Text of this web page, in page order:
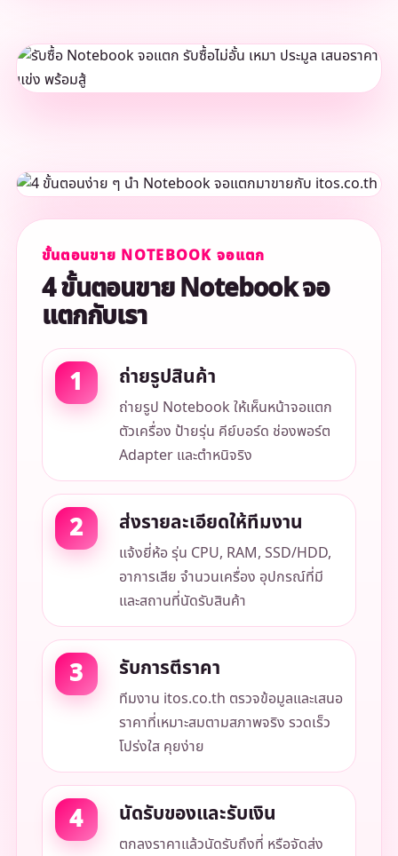
ขั้นตอนขาย NOTEBOOK จอแตก
4 ขั้นตอนขาย Notebook จอ
แตกกับเรา
ถ่ายรูปสินค้า
ถ่ายรูป Notebook ให้เห็นหน้าจอแตก
ตัวเครื่อง ป้ายรุ่น คีย์บอร์ด ช่องพอร์ต
Adapter และตำหนิจริง
ส่งรายละเอียดให้ทีมงาน
แจ้งยี่ห้อ รุ่น CPU, RAM, SSD/HDD,
อาการเสีย จำนวนเครื่อง อุปกรณ์ที่มี
และสถานที่นัดรับสินค้า
รับการตีราคา
ทีมงาน itos.co.th ตรวจข้อมูลและเสนอ
ราคาที่เหมาะสมตามสภาพจริง รวดเร็ว
โปร่งใส คุยง่าย
นัดรับของและรับเงิน
ตกลงราคาแล้วนัดรับถึงที่ หรือจัดส่ง